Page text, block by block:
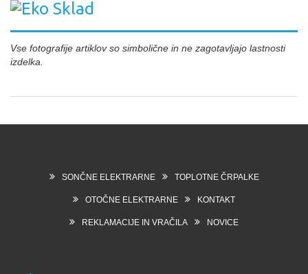
Vse fotografije artiklov so simbolične in ne zagotavljajo lastnosti
izdelka.
SONČNE ELEKTRARNE TOPLOTNE ČRPALKE
OTOČNE ELEKTRARNE KONTAKT
REKLAMACIJE IN VRAČILA NOVICE